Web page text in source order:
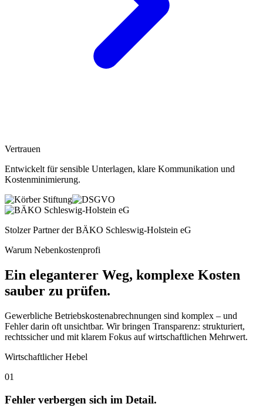
Vertrauen
Entwickelt für sensible Unterlagen, klare Kommunikation und
Kostenminimierung.
Stolzer Partner der BÄKO Schleswig-Holstein eG
Warum Nebenkostenprofi
Ein eleganterer Weg, komplexe Kosten
sauber zu prüfen.
Gewerbliche Betriebskostenabrechnungen sind komplex – und
Fehler darin oft unsichtbar. Wir bringen Transparenz: strukturiert,
rechtssicher und mit klarem Fokus auf wirtschaftlichen Mehrwert.
Wirtschaftlicher Hebel
01
Fehler verbergen sich im Detail.